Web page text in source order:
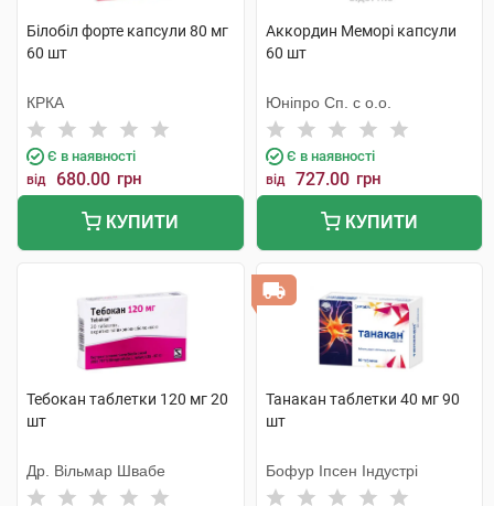
Білобіл форте капсули 80 мг
60 шт
КРКА
Є в наявності
від 680.00 грн
КУПИТИ
Аккордин Меморі капсули
60 шт
Юніпро Сп. с о.о.
Є в наявності
від 727.00 грн
КУПИТИ
Тебокан таблетки 120 мг 20
шт
Др. Вільмар Швабе
Танакан таблетки 40 мг 90
шт
Бофур Іпсен Індустрі